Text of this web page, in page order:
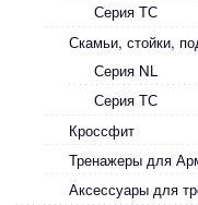
Серия ТС
Скамьи, стойки,
Серия NL
Серия ТС
Кроссфит
Тренажеры для
Аксессуары для